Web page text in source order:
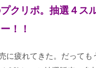
クリポ。抽選４ス
！！
に疲れてきた。だって